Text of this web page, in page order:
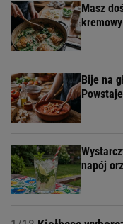
Masz
Bije na
napój